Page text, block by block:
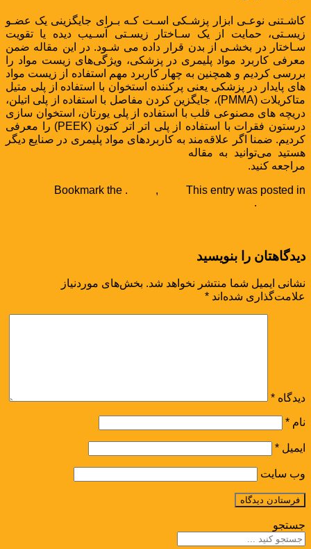
کاشـتنی نوعـی ابزار پزشـکی اسـت کـه بـرای جایگزینی یک عضـو
زیسـتی، حمایت از یک سـاختار زیسـتی آسـیب دیده یا تقویت
سـاختار در بخشـی از بدن قرار داده می شـود. در این مقاله ضمن
معرفی کاربرد مواد پلیمری در پزشکی، ویژگی‌های زیست مواد را
بررسی کردیم و همچنین به چهار کاربرد مهم استفاده از زیست مواد
های پایدار در پزشکی یعنی پرکننده استخوان با استفاده از پلی متیل
متاکریلات (PMMA)، جایگزین کردن مفاصل با استفاده از پلی اتیلن،
دریچه های مصنوعی قلب با استفاده از پلی یورتان، استخوان سازی
درستون فقرات با استفاده از پلی اتر اتر کتون (PEEK) را معرفی
کردیم. ضمنا اگر علاقه‌مند به کاربردهای مواد پلیمری در صنایع دیگر
هستید می‌توانید به مقاله
مراجعه کنید.
This entry was posted in
,
. Bookmark the
.
دیدگاهتان را بنویسید
نشانی ایمیل شما منتشر نخواهد شد. بخش‌های موردنیاز
علامت‌گذاری شده‌اند *
دیدگاه *
نام *
ایمیل *
وب‌ سایت
جستجو